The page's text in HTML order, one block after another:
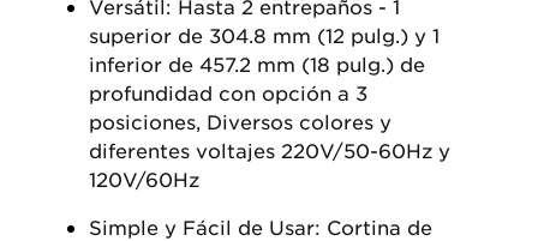
Versátil: Hasta 2 entrepaños - 1
superior de 304.8 mm (12 pulg.) y 1
inferior de 457.2 mm (18 pulg.) de
profundidad con opción a 3
posiciones, Diversos colores y
diferentes voltajes 220V/50-60Hz y
120V/60Hz
Simple y Fácil de Usar: Cortina de